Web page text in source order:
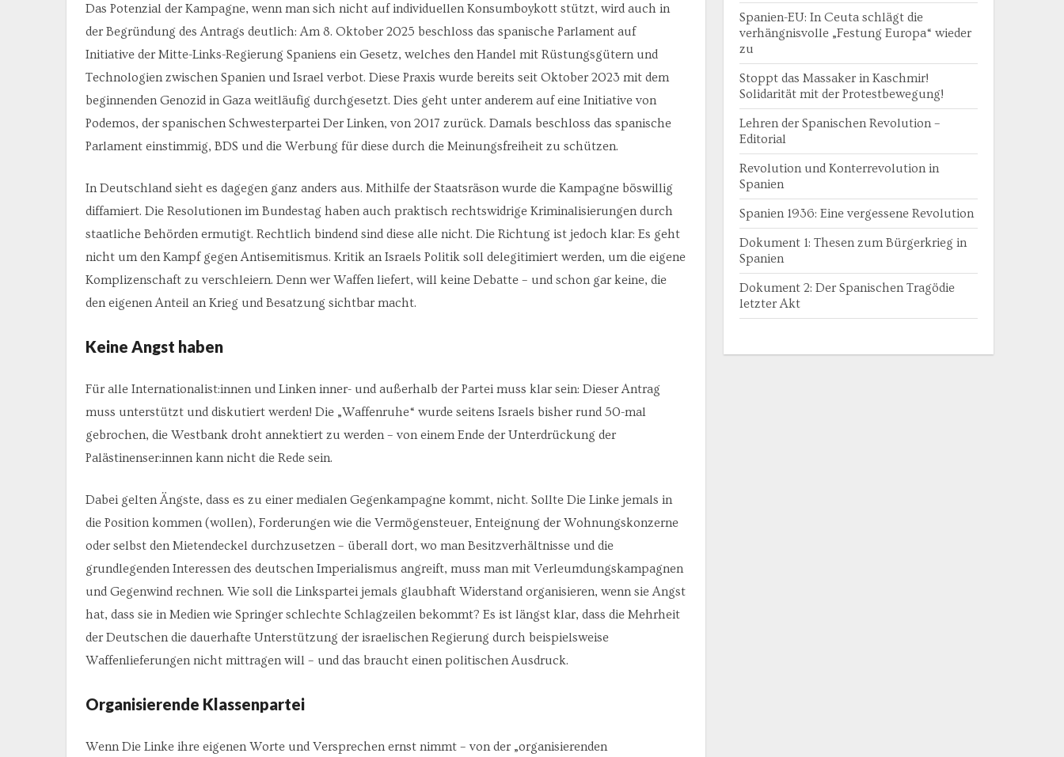
Das Potenzial der Kampagne, wenn man sich nicht auf individuellen Konsumboykott stützt, wird auch in
der Begründung des Antrags deutlich: Am 8. Oktober 2025 beschloss das spanische Parlament auf
Initiative der Mitte-Links-Regierung Spaniens ein Gesetz, welches den Handel mit Rüstungsgütern und
Technologien zwischen Spanien und Israel verbot. Diese Praxis wurde bereits seit Oktober 2023 mit dem
beginnenden Genozid in Gaza weitläufig durchgesetzt. Dies geht unter anderem auf eine Initiative von
Podemos, der spanischen Schwesterpartei Der Linken, von 2017 zurück. Damals beschloss das spanische
Parlament einstimmig, BDS und die Werbung für diese durch die Meinungsfreiheit zu schützen.
In Deutschland sieht es dagegen ganz anders aus. Mithilfe der Staatsräson wurde die Kampagne böswillig
diffamiert. Die Resolutionen im Bundestag haben auch praktisch rechtswidrige Kriminalisierungen durch
staatliche Behörden ermutigt. Rechtlich bindend sind diese alle nicht. Die Richtung ist jedoch klar: Es geht
nicht um den Kampf gegen Antisemitismus. Kritik an Israels Politik soll delegitimiert werden, um die eigene
Komplizenschaft zu verschleiern. Denn wer Waffen liefert, will keine Debatte – und schon gar keine, die
den eigenen Anteil an Krieg und Besatzung sichtbar macht.
Keine Angst haben
Für alle Internationalist:innen und Linken inner- und außerhalb der Partei muss klar sein: Dieser Antrag
muss unterstützt und diskutiert werden! Die „Waffenruhe“ wurde seitens Israels bisher rund 50-mal
gebrochen, die Westbank droht annektiert zu werden – von einem Ende der Unterdrückung der
Palästinenser:innen kann nicht die Rede sein.
Dabei gelten Ängste, dass es zu einer medialen Gegenkampagne kommt, nicht. Sollte Die Linke jemals in
die Position kommen (wollen), Forderungen wie die Vermögensteuer, Enteignung der Wohnungskonzerne
oder selbst den Mietendeckel durchzusetzen – überall dort, wo man Besitzverhältnisse und die
grundlegenden Interessen des deutschen Imperialismus angreift, muss man mit Verleumdungskampagnen
und Gegenwind rechnen. Wie soll die Linkspartei jemals glaubhaft Widerstand organisieren, wenn sie Angst
hat, dass sie in Medien wie Springer schlechte Schlagzeilen bekommt? Es ist längst klar, dass die Mehrheit
der Deutschen die dauerhafte Unterstützung der israelischen Regierung durch beispielsweise
Waffenlieferungen nicht mittragen will – und das braucht einen politischen Ausdruck.
Organisierende Klassenpartei
Wenn Die Linke ihre eigenen Worte und Versprechen ernst nimmt – von der „organisierenden
Spanien-EU: In Ceuta schlägt die
verhängnisvolle „Festung Europa“ wieder
zu
Stoppt das Massaker in Kaschmir!
Solidarität mit der Protestbewegung!
Lehren der Spanischen Revolution –
Editorial
Revolution und Konterrevolution in
Spanien
Spanien 1936: Eine vergessene Revolution
Dokument 1: Thesen zum Bürgerkrieg in
Spanien
Dokument 2: Der Spanischen Tragödie
letzter Akt